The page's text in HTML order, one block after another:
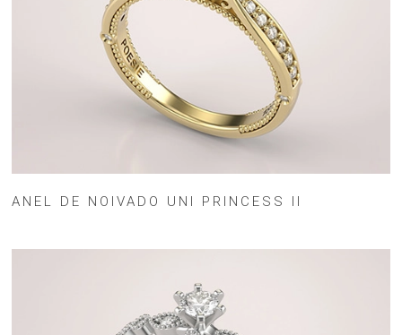
ANEL DE NOIVADO UNI PRINCESS II